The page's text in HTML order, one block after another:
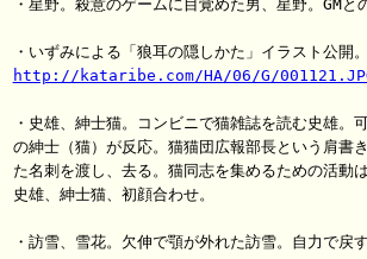
・星野。殺意のゲームに目覚めた男、星野。GMと
http://kataribe.com/HA/06/G/
・史雄、紳士猫。コンビニで猫雑誌を読む史雄。
の紳士（猫）が反応。猫猫団広報部長という肩書
た名刺を渡し、去る。猫同志を集めるための活動
史雄、紳士猫、初顔合わせ。
・訪雪、雪花。欠伸で顎が外れた訪雪。自力で戻す